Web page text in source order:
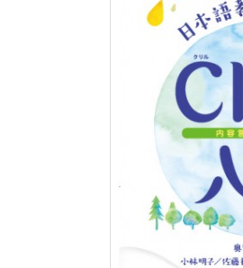
ビジネスパーソン・研修
留学生向け専門分野